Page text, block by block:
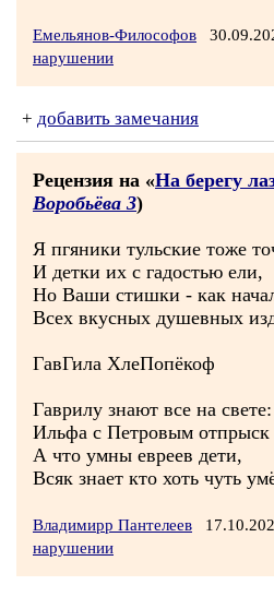
Емельянов-Философов
нарушении
+ добавить замечания
Рецензия на «На берегу
Воробьёва 3)
Я пгяники тульские тоже
И детки их с гадостью ели,
Но Ваши стишки - как
Всех вкусных душевных
ГавГила ХлеПопёкоф
Гаврилу знают все на свете:
Ильфа с Петровым отпрыск
А что умны евреев дети,
Всяк знает кто хоть чуть
Владимирр Пантелеев
нарушении